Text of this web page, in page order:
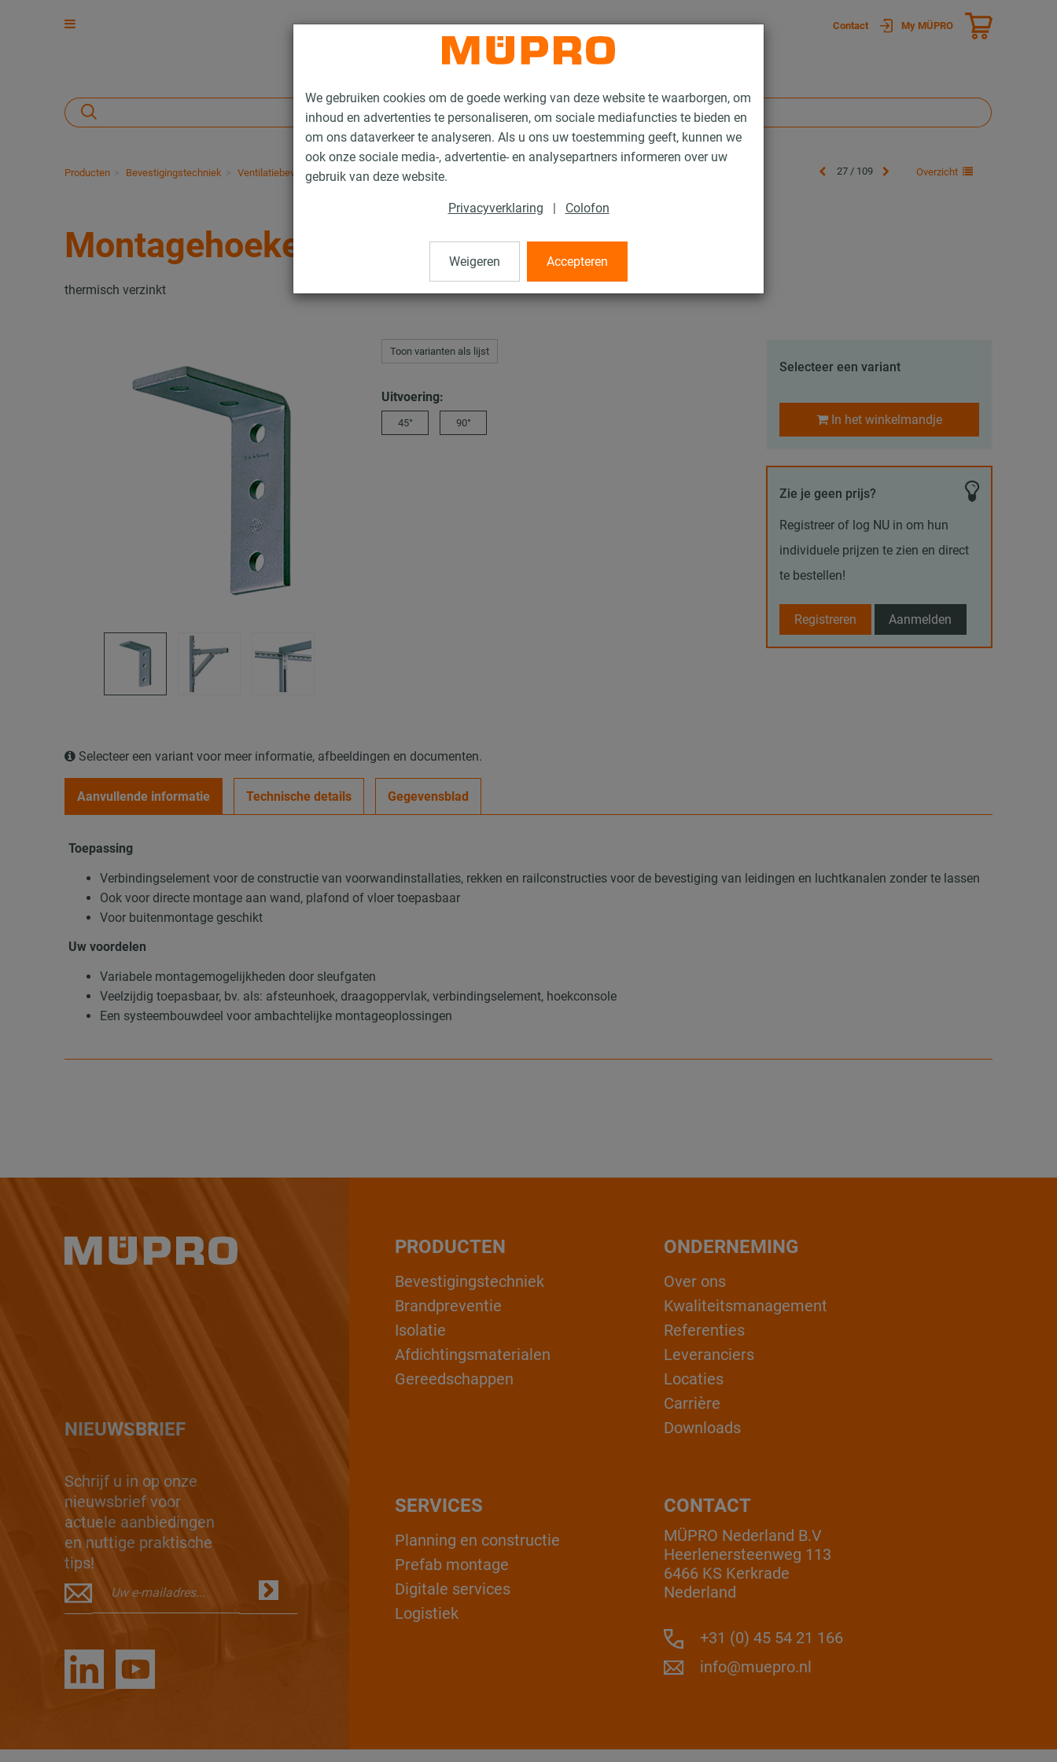
We gebruiken cookies om de goede werking van deze website te waarborgen, om
inhoud en advertenties te personaliseren, om sociale mediafuncties te bieden en
om ons dataverkeer te analyseren. Als u ons uw toestemming geeft, kunnen we
ook onze sociale media-, advertentie- en analysepartners informeren over uw
gebruik van deze website.
Privacyverklaring | Colofon
Weigeren Accepteren
Contact My MÜPRO
Producten Bevestigingstechniek Ventilatiebevestiging Thermisch verzinkte producten voor luchtkanaalbevestiging 27 / 109 Overzicht
Montagehoeken
thermisch verzinkt
Toon varianten als lijst
Uitvoering:
45° 90°
Selecteer een variant
In het winkelmandje
Zie je geen prijs?
Registreer of log NU in om hun
individuele prijzen te zien en direct
te bestellen!
Registreren Aanmelden
Selecteer een variant voor meer informatie, afbeeldingen en documenten.
Aanvullende informatie Technische details Gegevensblad
Toepassing
Verbindingselement voor de constructie van voorwandinstallaties, rekken en railconstructies voor de bevestiging van leidingen en luchtkanalen zonder te lassen
Ook voor directe montage aan wand, plafond of vloer toepasbaar
Voor buitenmontage geschikt
Uw voordelen
Variabele montagemogelijkheden door sleufgaten
Veelzijdig toepasbaar, bv. als: afsteunhoek, draagoppervlak, verbindingselement, hoekconsole
Een systeembouwdeel voor ambachtelijke montageoplossingen
NIEUWSBRIEF
Schrijf u in op onze
nieuwsbrief voor
actuele aanbiedingen
en nuttige praktische
tips!
PRODUCTEN
Bevestigingstechniek
Brandpreventie
Isolatie
Afdichtingsmaterialen
Gereedschappen
ONDERNEMING
Over ons
Kwaliteitsmanagement
Referenties
Leveranciers
Locaties
Carrière
Downloads
CONTACT
MÜPRO Nederland B.V
Heerlenersteenweg 113
6466 KS Kerkrade
Nederland
+31 (0) 45 54 21 166
info@muepro.nl
SERVICES
Planning en constructie
Prefab montage
Digitale services
Logistiek